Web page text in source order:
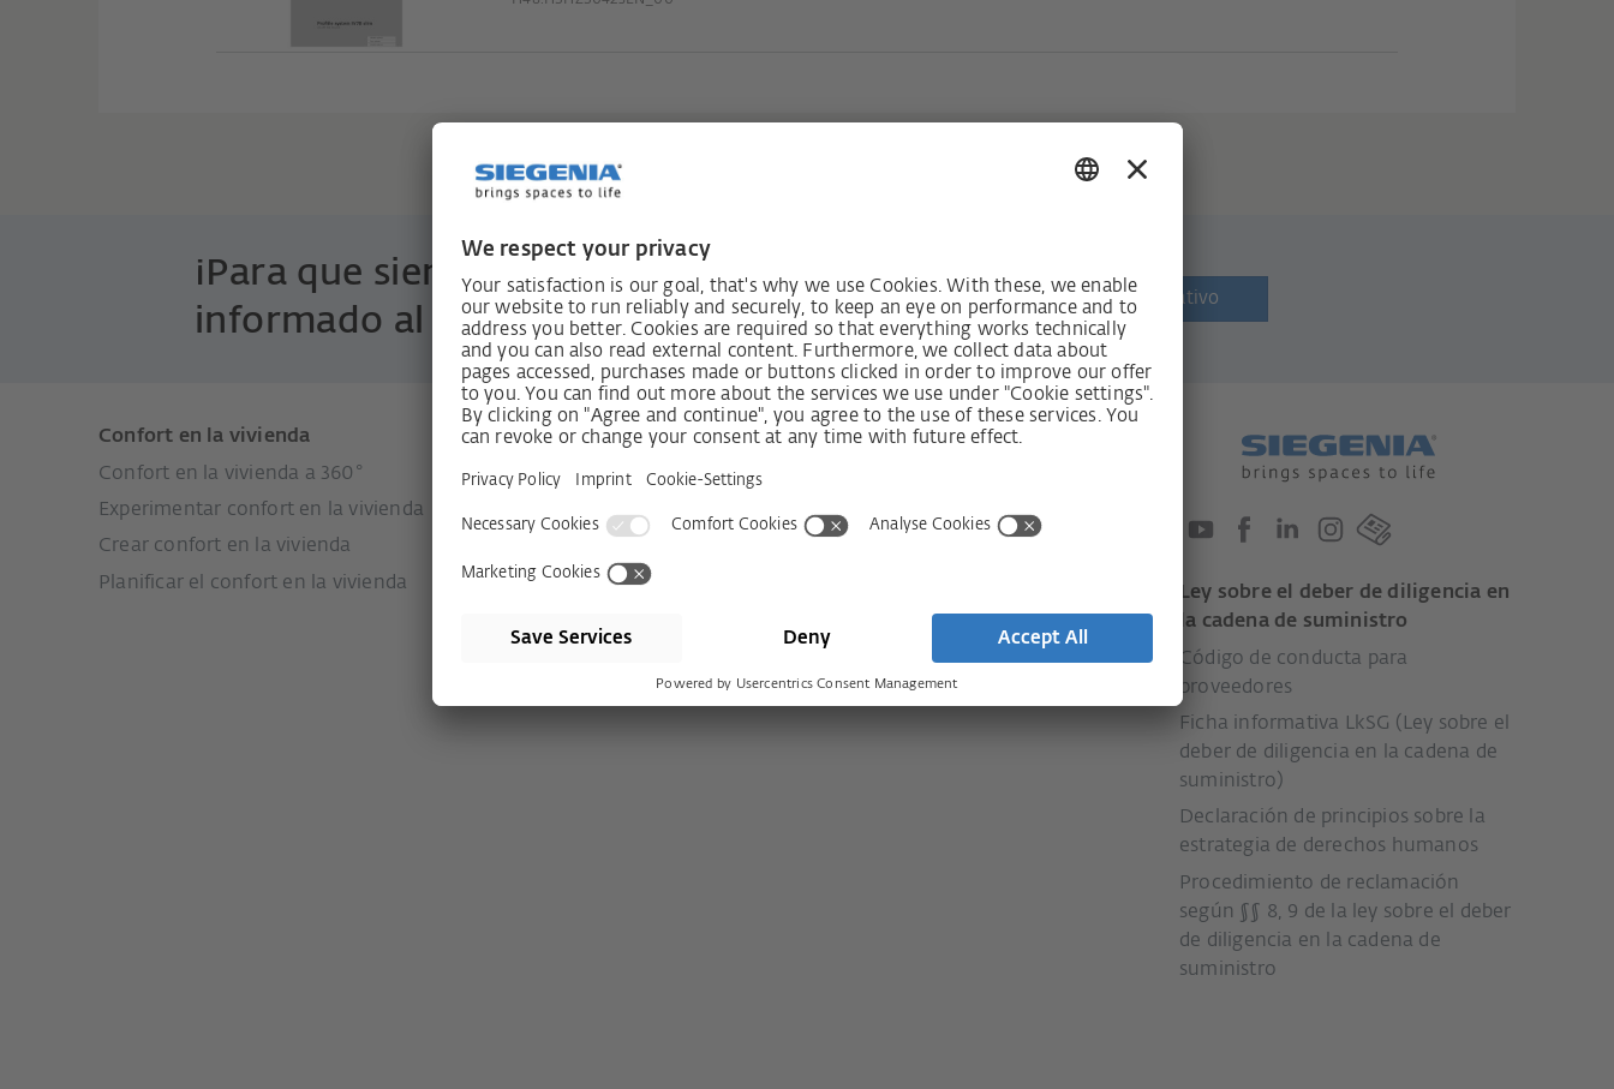
¡Para que siempre estés
informado al detalle!
Recibir boletín informativo
Confort en la vivienda
Confort en la vivienda a 360°
Experimentar confort en la vivienda
Crear confort en la vivienda
Planificar el confort en la vivienda
Productos
Sistemas para ventanas
Sistemas de ventilación
Shop
Visit shop
Servicios
Empresa
Compromiso social
Ley sobre el deber de diligencia en
la cadena de suministro
Código de conducta para
proveedores
Ficha informativa LkSG (Ley sobre el
deber de diligencia en la cadena de
suministro)
Declaración de principios sobre la
estrategia de derechos humanos
Procedimiento de reclamación
según §§ 8, 9 de la ley sobre el deber
de diligencia en la cadena de
suministro